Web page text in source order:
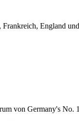
England
von Germany's No.